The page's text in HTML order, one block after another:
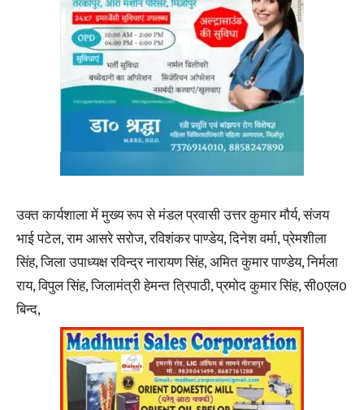
उक्त कार्यशाला में मुख्य रूप से मंडल प्रवासी उत्तर कुमार मौर्य, संजय
भाई पटेल, राम आसरे सरोज, रविशंकर पाण्डेय, दिनेश वर्मा, प्रेमशीला
सिंह, जिला उपाध्यक्ष रविन्द्र नारायण सिंह, अमित कुमार पाण्डेय, निर्मला
राय, विपुल सिंह, जिलामंत्री हेमन्त त्रिपाठी, प्रमोद कुमार सिंह, सी0एल0
बिन्द,